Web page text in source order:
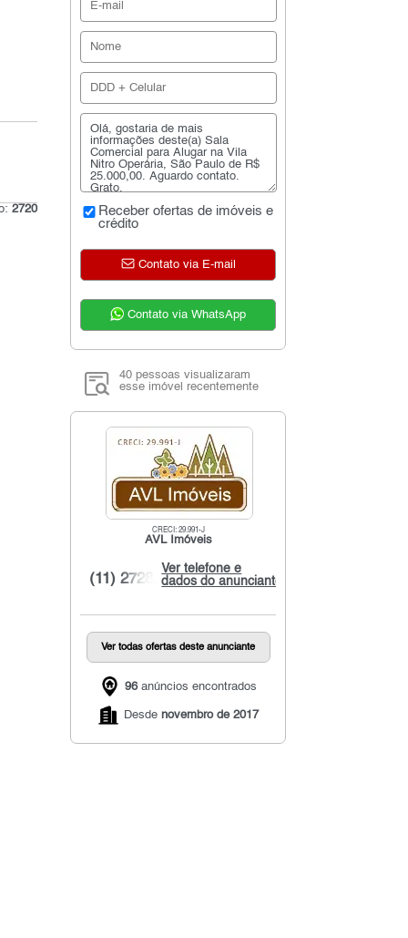
2720
Receber ofertas de imóveis e
crédito
Contato via E-mail
Contato via WhatsApp
40 pessoas visualizaram
esse imóvel recentemente
CRECI: 29.991-J
AVL Imóveis
Ver telefone e
dados do anunciante
(11) 2728...
Ver todas ofertas deste anunciante
96anúncios encontrados
Desde novembro de 2017